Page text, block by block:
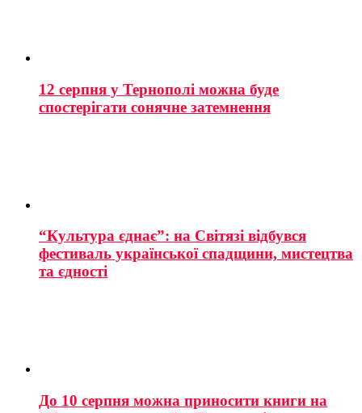
12 серпня у Тернополі можна буде
спостерігати сонячне затемнення
“Культура єднає”: на Світязі відбувся
фестиваль української спадщини, мистецтва
та єдності
До 10 серпня можна приносити книги на